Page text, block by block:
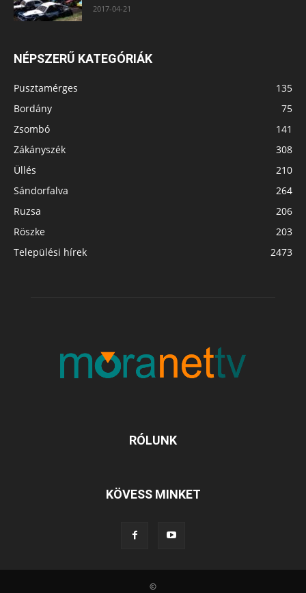
2017-04-21
NÉPSZERŰ KATEGÓRIÁK
Pusztamérges
135
Bordány
75
Zsombó
141
Zákányszék
308
Üllés
210
Sándorfalva
264
Ruzsa
206
Röszke
203
Települési hírek
2473
RÓLUNK
KÖVESS MINKET
©